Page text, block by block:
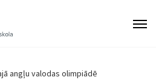
angļu valodas olimpiādē